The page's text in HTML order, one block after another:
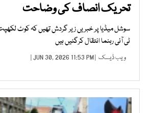
تحریک انصاف کی وضاحت
سوشل میڈیا پر خبریں زیر گردش تھیں کہ کوٹ
ٹی آئی رہنما انتقال کرگئیں ہیں
ویب ڈیسک | JUN 30, 2026 11:53 PM |